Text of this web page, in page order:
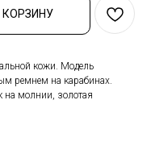
кожи. Модель
ремнем на карабинах.
на молнии, золотая